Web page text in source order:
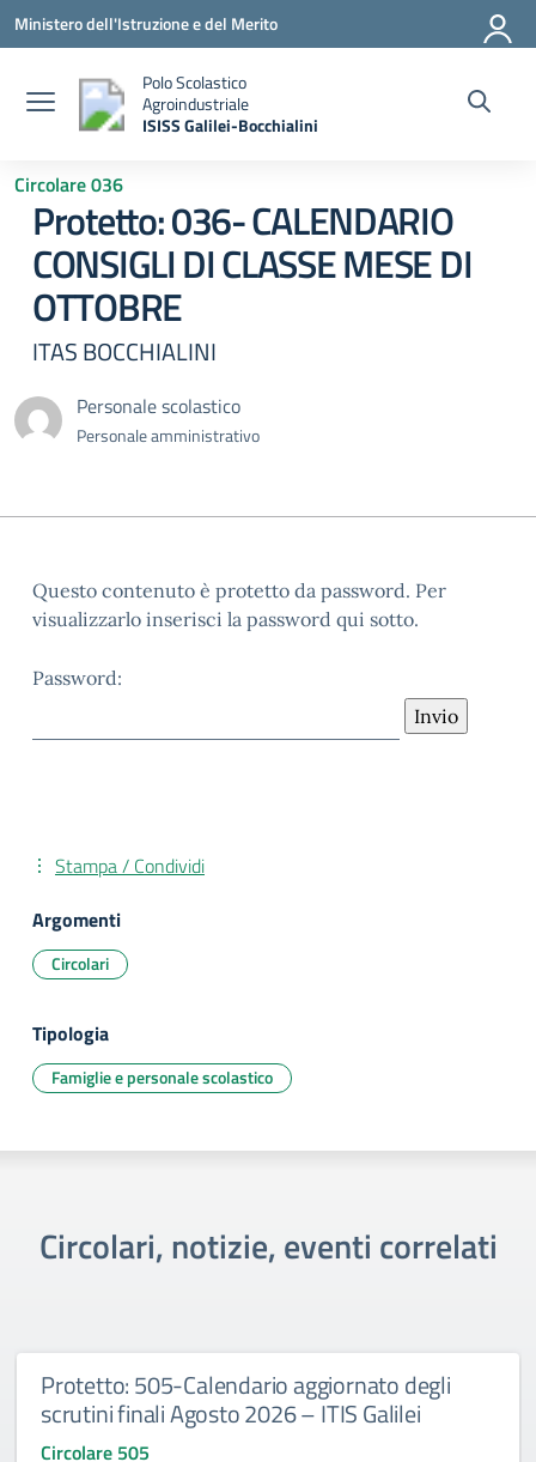
Vai ai contenuti
Vai al menu di navigazione
Vai al footer
Ministero dell'Istruzione e del Merito
Polo Scolastico
Agroindustriale
ISISS Galilei-Bocchialini
Circolare 036
Protetto: 036- CALENDARIO
CONSIGLI DI CLASSE MESE DI
OTTOBRE
ITAS BOCCHIALINI
Personale scolastico
Personale amministrativo
Questo contenuto è protetto da password. Per
visualizzarlo inserisci la password qui sotto.
Password:
Stampa / Condividi
Argomenti
Circolari
Tipologia
Famiglie e personale scolastico
Circolari, notizie, eventi correlati
Protetto: 505-Calendario aggiornato degli
scrutini finali Agosto 2026 – ITIS Galilei
Circolare 505